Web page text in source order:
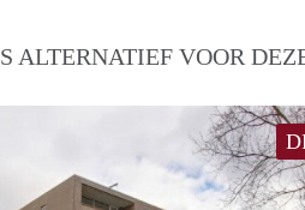
ALTERNATIEF VOOR